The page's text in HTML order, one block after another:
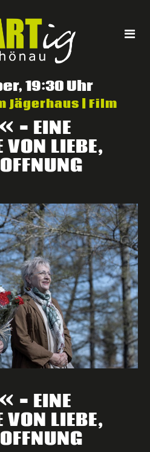
19:30 Uhr
Jägerhaus | Film
« – EINE
VON LIEBE,
« – EINE
VON LIEBE,